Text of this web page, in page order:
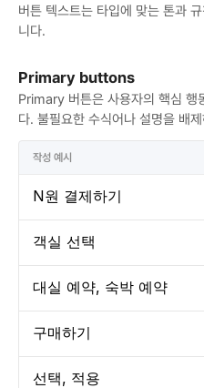
버튼 텍스트는 타입에 맞는 톤과
니다.
Primary buttons
Primary 버튼은 사용자의 핵심 행
다. 불필요한 수식어나 설명을 배
작성 예시
N원 결제하기
객실 선택
대실 예약, 숙박 예약
구매하기
선택, 적용